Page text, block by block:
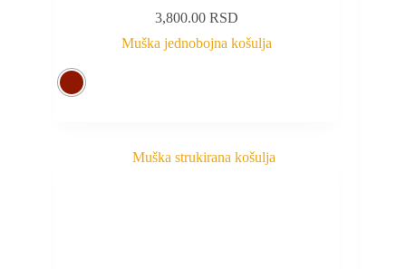
3,800.00RSD
Muška jednobojna košulja